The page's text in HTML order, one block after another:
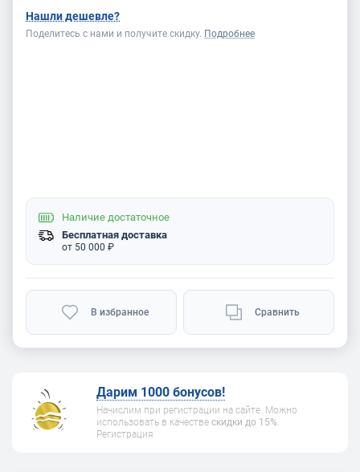
Нашли дешевле?
Поделитесь с нами и получите скидку. Подробнее
Наличие достаточное
Бесплатная доставка
от 50 000 ₽
В избранное Сравнить
Дарим 1000 бонусов!
Начислим при регистрации на сайте. Можно
использовать в качестве скидки до 15%.
Регистрация